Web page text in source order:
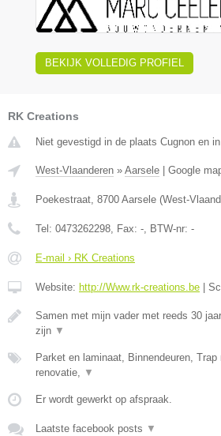
BEKIJK VOLLEDIG PROFIEL
RK Creations
Niet gevestigd in de plaats Cugnon en
West-Vlaanderen » Aarsele Google
Poekestraat, 8700 Aarsele (West-
Tel: 0473262298, Fax: -, BTW-nr: -
E-mail › RK Creations
Website: http://Www.rk-creations.be
Samen met mijn vader met reeds 30
zijn ▼
Parket en laminaat, Binnendeuren,
renovatie, ▼
Er wordt gewerkt op afspraak.
Laatste facebook posts ▼